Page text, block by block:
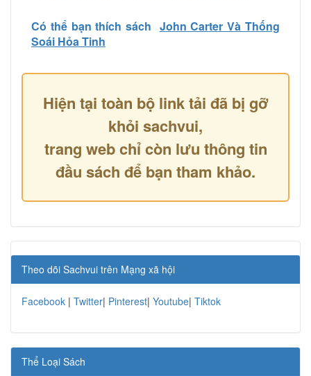
Có thể bạn thích sách John Carter Và Thống
Soái Hỏa Tinh
Hiện tại toàn bộ link tải đã bị gỡ
khỏi sachvui,
trang web chỉ còn lưu thông tin
đầu sách để bạn tham khảo.
Theo dõi Sachvui trên Mạng xã hội
Facebook | Twitter| Pinterest| Youtube| Tiktok
Thể Loại Sách